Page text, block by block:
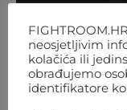
neosjetljivim
kolačića ili
obrađujemo
identifikatore